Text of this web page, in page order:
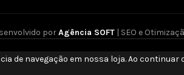
porAgência SOFT | SEO e
de navegação em nossa loja. Ao